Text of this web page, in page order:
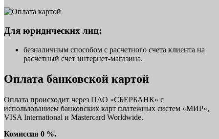
Для юридических лиц:
безналичным способом с расчетного счета клиента на
расчетный счет интернет-магазина.
Оплата банковской картой
Оплата происходит через ПАО «СБЕРБАНК» с
использованием банковских карт платежных систем «МИР»,
VISA International и Mastercard Worldwide.
Комиссия 0 %.